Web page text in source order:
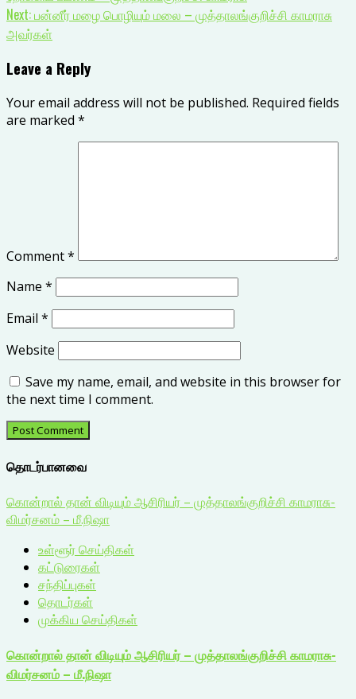
Next:பன்னீர் மழை பொழியும் மலை – முத்தாலங்குறிச்சி காமராசு
அவர்கள்
Leave a Reply
Your email address will not be published. Required fields
are marked *
Comment*
Name *
Email *
Website
Save my name, email, and website in this browser for
the next time I comment.
தொடர்பானவை
கொன்றால் தான் விடியும் ஆசிரியர் – முத்தாலங்குறிச்சி காமராசு-
விமர்சனம் – மீ.நிஷா
உள்ளூர் செய்திகள்
கட்டுரைகள்
சந்திப்புகள்
தொடர்கள்
முக்கிய செய்திகள்
கொன்றால் தான் விடியும் ஆசிரியர் – முத்தாலங்குறிச்சி காமராசு-
விமர்சனம் – மீ.நிஷா